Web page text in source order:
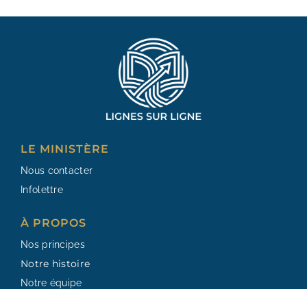
LE MINISTÈRE
Nous contacter
Infolettre
À PROPOS
Nos principes
Notre histoire
Notre équipe